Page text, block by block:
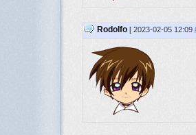
Rodolfo [ 2023-02-05 12:09